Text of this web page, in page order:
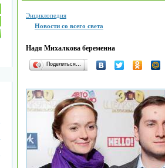
Энциклопедия
Новости со всего света
Надя Михалкова беременна
Поделиться…